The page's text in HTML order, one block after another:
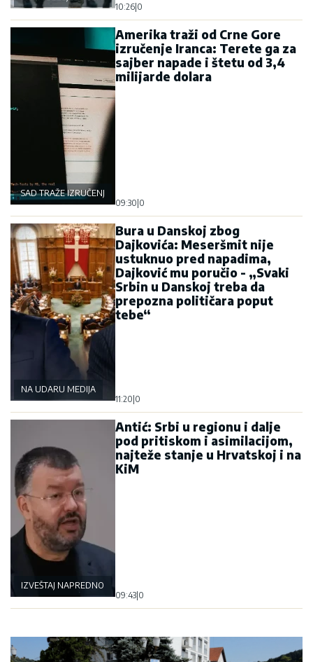
10:26 0
SAD TRAŽE IZRUČENJE
Amerika traži od Crne Gore
izručenje Iranca: Terete ga za
sajber napade i štetu od 3,4
milijarde dolara
09:30 0
NA UDARU MEDIJA
Bura u Danskoj zbog
Dajkovića: Meseršmit nije
ustuknuo pred napadima,
Dajković mu poručio - „Svaki
Srbin u Danskoj treba da
prepozna političara poput
tebe“
11:20 0
IZVEŠTAJ NAPREDNOG KLUBA
Antić: Srbi u regionu i dalje
pod pritiskom i asimilacijom,
najteže stanje u Hrvatskoj i na
KiM
09:43 0